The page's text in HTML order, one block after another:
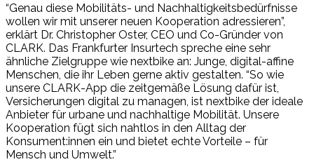
“Genau diese Mobilitäts- und Nachhaltigkeitsbedürfnisse
wollen wir mit unserer neuen Kooperation adressieren”,
erklärt Dr. Christopher Oster, CEO und Co-Gründer von
CLARK. Das Frankfurter Insurtech spreche eine sehr
ähnliche Zielgruppe wie nextbike an: Junge, digital-affine
Menschen, die ihr Leben gerne aktiv gestalten. “So wie
unsere CLARK-App die zeitgemäße Lösung dafür ist,
Versicherungen digital zu managen, ist nextbike der ideale
Anbieter für urbane und nachhaltige Mobilität. Unsere
Kooperation fügt sich nahtlos in den Alltag der
Konsument:innen ein und bietet echte Vorteile – für
Mensch und Umwelt.”